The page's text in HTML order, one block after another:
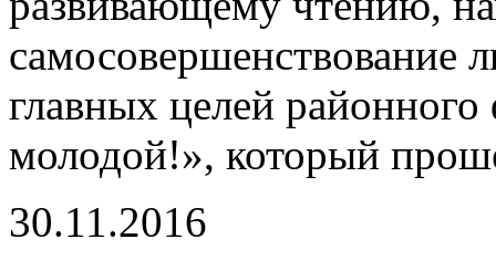
самосовершенствование
главных целей
молодой!», который
30.11.2016